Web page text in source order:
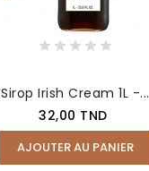
Sirop Irish Cream 1L -...
Prix
32,00 TND
AJOUTER AU PANIER